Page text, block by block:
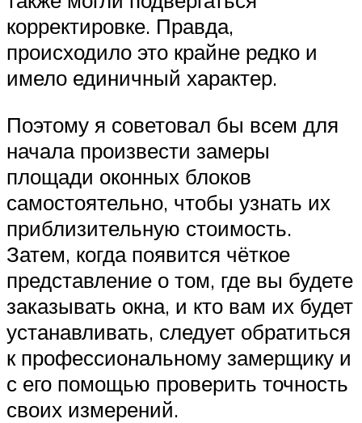
корректировке. Правда,
происходило это крайне редко и
имело единичный характер.
Поэтому я советовал бы всем для
начала произвести замеры
площади оконных блоков
самостоятельно, чтобы узнать их
приблизительную стоимость.
Затем, когда появится чёткое
представление о том, где вы будете
заказывать окна, и кто вам их будет
устанавливать, следует обратиться
к профессиональному замерщику и
с его помощью проверить точность
своих измерений.